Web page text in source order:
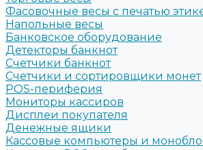
Фасовочные весы с печатью
Напольные весы
Банковское оборудование
Детекторы банкнот
Счетчики банкнот
Счетчики и сортировщики монет
POS-периферия
Мониторы кассиров
Дисплеи покупателя
Денежные ящики
Кассовые компьютеры и